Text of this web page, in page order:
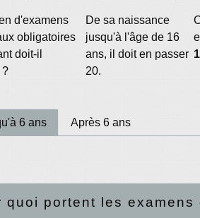
d'examens
obligatoires
doit-il
?
De sa naissance
jusqu'à l'âge de 16
ans, il doit en passer
20.
6 ans Après 6 ans
quoi portent les